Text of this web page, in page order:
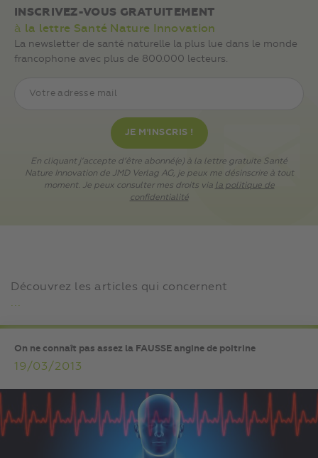
INSCRIVEZ-VOUS GRATUITEMENT
à la lettre Santé Nature Innovation
La newsletter de santé naturelle la plus lue dans le monde
francophone avec plus de 800.000 lecteurs.
En cliquant j’accepte d’être abonné(e) à la lettre gratuite Santé
Nature Innovation de JMD Verlag AG, je peux me désinscrire à tout
moment. Je peux consulter mes droits via la politique de
confidentialité
Découvrez les articles qui concernent
...
On ne connaît pas assez la FAUSSE angine de poitrine
19/03/2013